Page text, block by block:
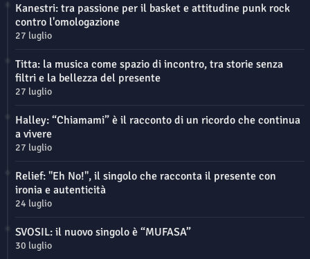
Kanestri: tra passione per il basket e attitudine punk rock
contro l'omologazione
27 luglio
Titta: la musica come spazio di incontro, tra storie senza
filtri e la bellezza del presente
27 luglio
Halley: “Chiamami” è il racconto di un ricordo che continua
a vivere
27 luglio
Relief: "Eh No!", il singolo che racconta il presente con
ironia e autenticità
24 luglio
SVOSIL: il nuovo singolo è “MUFASA”
30 luglio